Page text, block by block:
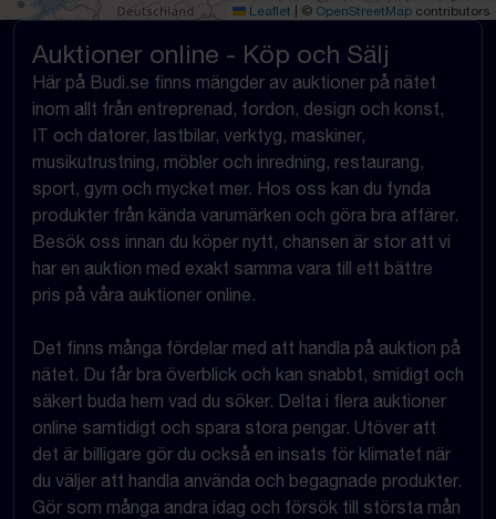
Leaflet © OpenStreetMap contributors
Auktioner online - Köp och Sälj
Här på Budi.se finns mängder av auktioner på nätet
inom allt från entreprenad, fordon, design och konst,
IT och datorer, lastbilar, verktyg, maskiner,
musikutrustning, möbler och inredning, restaurang,
sport, gym och mycket mer. Hos oss kan du fynda
produkter från kända varumärken och göra bra affärer.
Besök oss innan du köper nytt, chansen är stor att vi
har en auktion med exakt samma vara till ett bättre
pris på våra auktioner online.
Det finns många fördelar med att handla på auktion på
nätet. Du får bra överblick och kan snabbt, smidigt och
säkert buda hem vad du söker. Delta i flera auktioner
online samtidigt och spara stora pengar. Utöver att
det är billigare gör du också en insats för klimatet när
du väljer att handla använda och begagnade produkter.
Gör som många andra idag och försök till största mån